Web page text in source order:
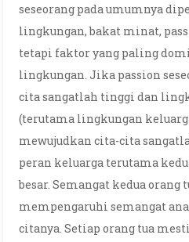
seseorang pada umumnya
lingkungan, bakat minat,
tetapi faktor yang paling
lingkungan. Jika passion
cita sangatlah tinggi dan
(terutama lingkungan
mewujudkan cita-cita
peran keluarga terutama
besar. Semangat kedua orang
mempengaruhi semangat
citanya. Setiap orang tua